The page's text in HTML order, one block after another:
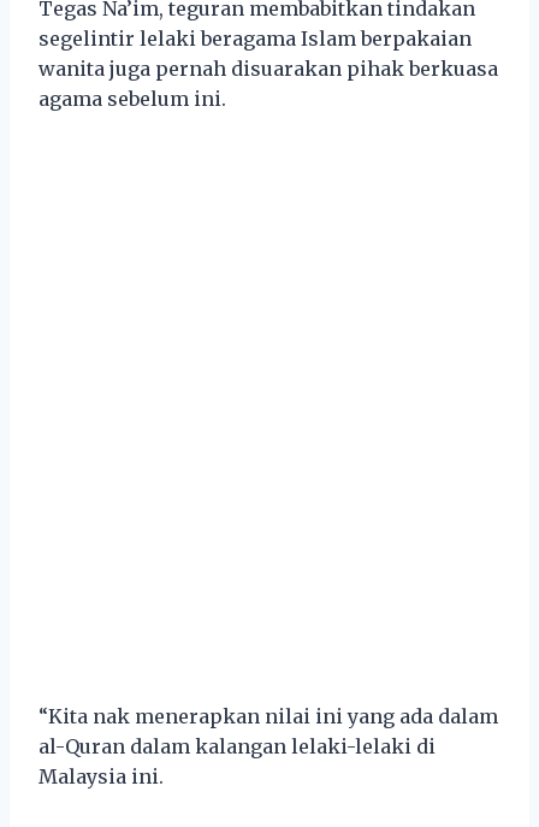
Tegas Na’im, teguran membabitkan tindakan
segelintir lelaki beragama Islam berpakaian
wanita juga pernah disuarakan pihak berkuasa
agama sebelum ini.
“Kita nak menerapkan nilai ini yang ada dalam
al-Quran dalam kalangan lelaki-lelaki di
Malaysia ini.